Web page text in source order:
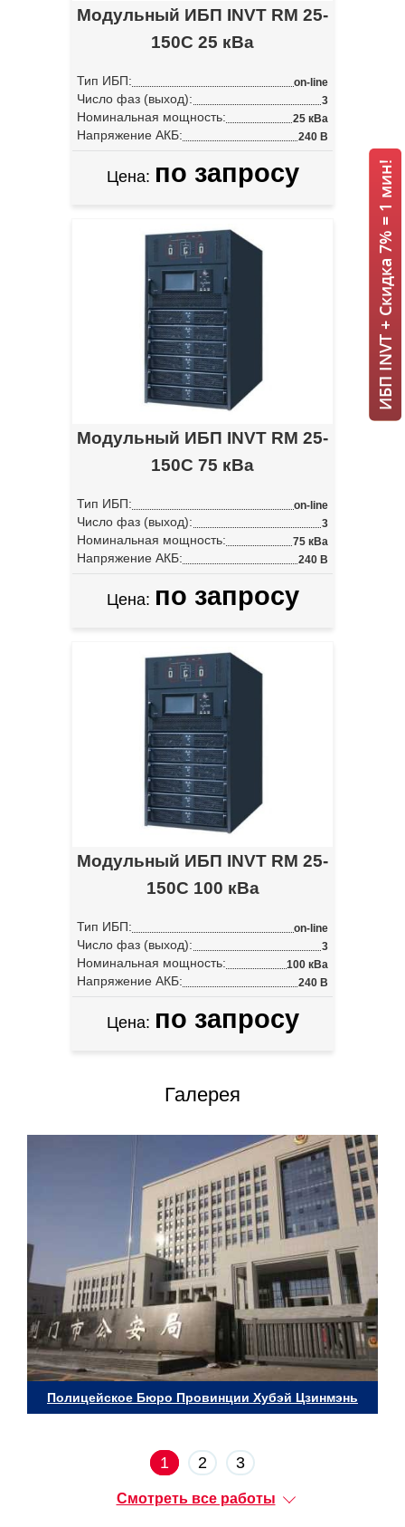
Модульный ИБП INVT RM 25-
150C 25 кВа
Тип ИБП: on-line
Число фаз (выход): 3
Номинальная мощность: 25 кВа
Напряжение АКБ: 240 В
Цена: по запросу
Модульный ИБП INVT RM 25-
150C 75 кВа
Тип ИБП: on-line
Число фаз (выход): 3
Номинальная мощность: 75 кВа
Напряжение АКБ: 240 В
Цена: по запросу
Модульный ИБП INVT RM 25-
150C 100 кВа
Тип ИБП: on-line
Число фаз (выход): 3
Номинальная мощность: 100 кВа
Напряжение АКБ: 240 В
Цена: по запросу
Галерея
Полицейское Бюро Провинции Хубэй Цзинмэнь
1 2 3
Смотреть все работы
ИБП INVT + Скидка 7% = 1 мин!